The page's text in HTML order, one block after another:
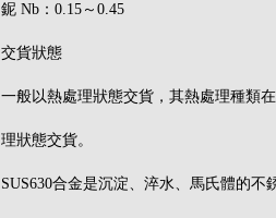
鈮 Nb：0.15～0.45
交貨狀態
一般以熱處理狀態交貨，其熱處理種類
理狀態交貨。
SUS630合金是沉淀、淬水、馬氏體的